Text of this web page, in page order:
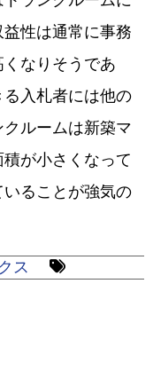
性は通常に事務
なりそうであ
入札者には他の
ルームは新築マ
が小さくなって
ることが強気の
ス